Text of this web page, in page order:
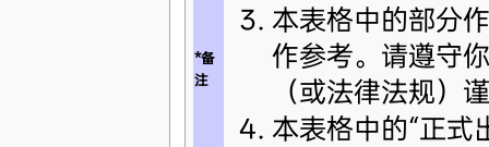
*备
注
本表格中的部分
作参考。请遵守
（或法律法规）
本表格中的“正式